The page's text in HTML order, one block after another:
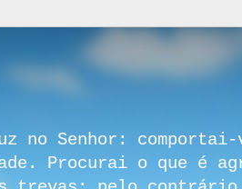
no Senhor:
Procurai o que é